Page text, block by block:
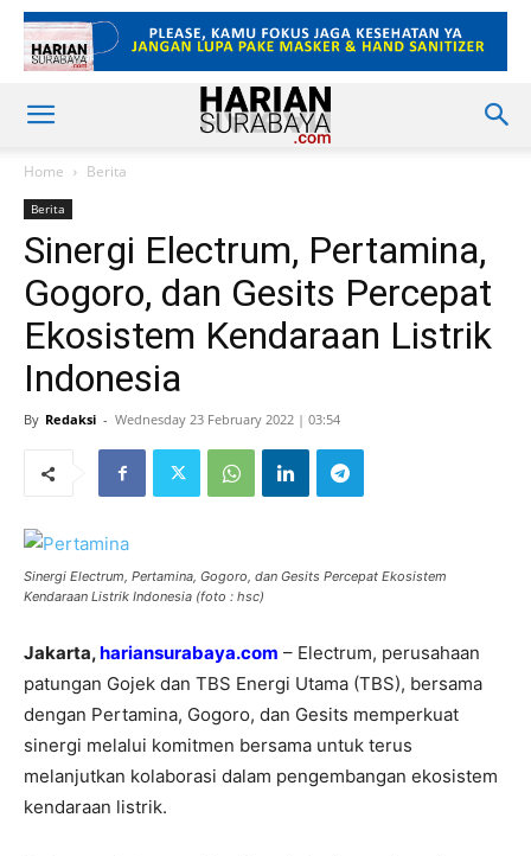
Home Berita
Berita
Sinergi Electrum, Pertamina,
Gogoro, dan Gesits Percepat
Ekosistem Kendaraan Listrik
Indonesia
By Redaksi - Wednesday 23 February 2022 | 03:54
Sinergi Electrum, Pertamina, Gogoro, dan Gesits Percepat Ekosistem
Kendaraan Listrik Indonesia (foto : hsc)
Jakarta,hariansurabaya.com – Electrum, perusahaan
patungan Gojek dan TBS Energi Utama (TBS), bersama
dengan Pertamina, Gogoro, dan Gesits memperkuat
sinergi melalui komitmen bersama untuk terus
melanjutkan kolaborasi dalam pengembangan ekosistem
kendaraan listrik.